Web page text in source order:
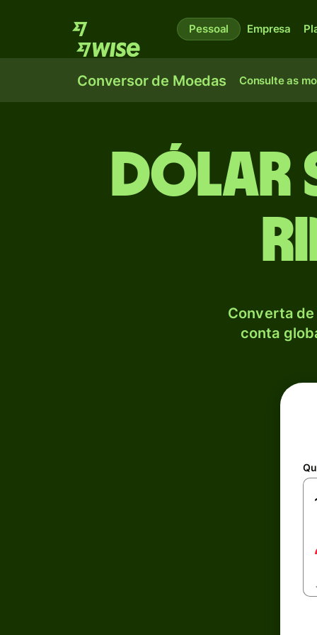
Pessoal Empresa
Conversor de Moedas Consulte as
Dólar
Converta de
conta